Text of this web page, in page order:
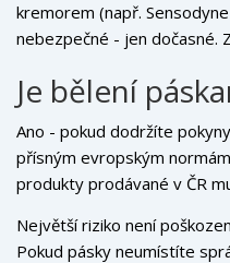
kremorem (např.
nebezpečné - jen dočasné.
Je bělení
Ano - pokud dodržíte
přísným evropským
produkty prodávané v ČR
Produkty s vyšší
Největší riziko není
Pokud pásky neumístíte